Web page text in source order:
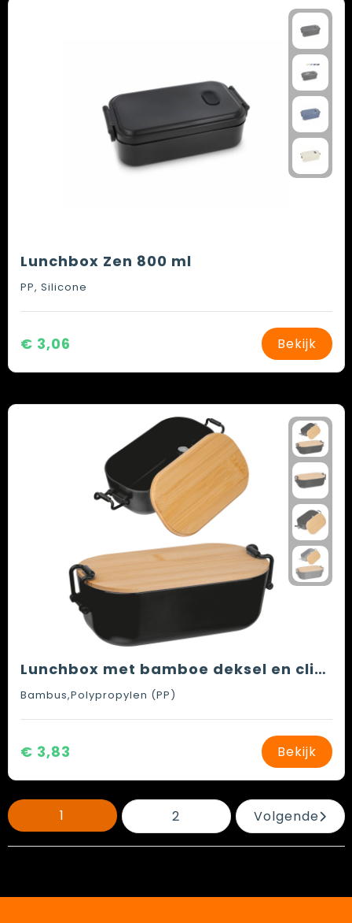
Lunchbox Zen 800 ml
PP, Silicone
€ 3,06 Bekijk
Lunchbox met bamboe deksel en clipsluiting
Bambus,Polypropylen (PP)
€ 3,83 Bekijk
1 2 Volgende